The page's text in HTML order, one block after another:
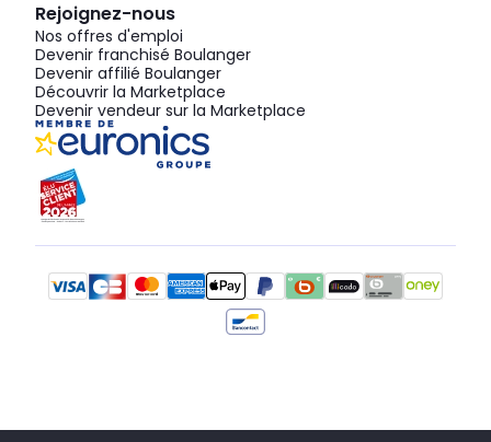
Rejoignez-nous
Nos offres d'emploi
Devenir franchisé Boulanger
Devenir affilié Boulanger
Découvrir la Marketplace
Devenir vendeur sur la Marketplace